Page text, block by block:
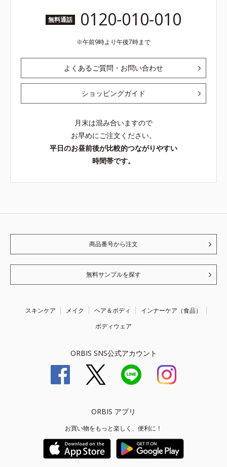
無料通話 0120-010-010
午前9時より午後7時まで
よくあるご質問・お問い合わせ
ショッピングガイド
月末は混み合いますので
お早めにご注文ください。
平日のお昼前後が比較的つながりやすい
時間帯です。
商品番号から注文
無料サンプルを探す
スキンケア メイク ヘア＆ボディ
インナーケア（食品）
ボディウェア
ORBIS SNS公式アカウント
ORBIS アプリ
お買い物をもっと楽しく、便利に！